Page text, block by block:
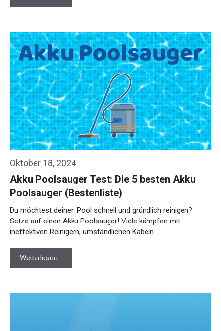
Oktober 18, 2024
Akku Poolsauger Test: Die 5 besten Akku
Poolsauger (Bestenliste)
Du möchtest deinen Pool schnell und gründlich reinigen?
Setze auf einen Akku Poolsauger! Viele kämpfen mit
ineffektiven Reinigern, umständlichen Kabeln …
Weiterlesen…